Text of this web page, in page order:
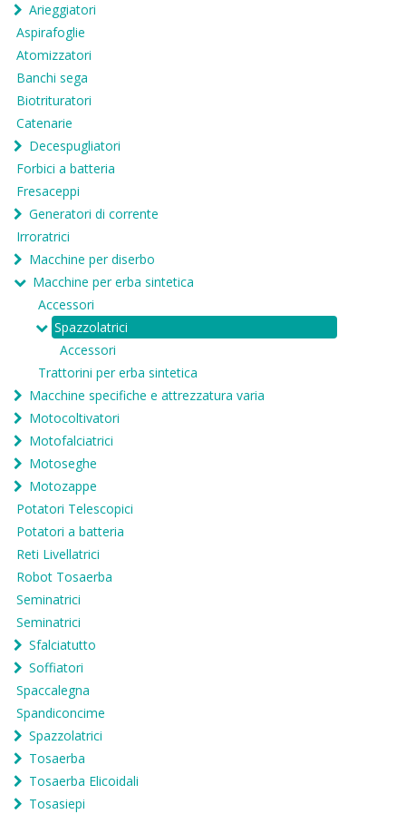
Arieggiatori
Aspirafoglie
Atomizzatori
Banchi sega
Biotrituratori
Catenarie
Decespugliatori
Forbici a batteria
Fresaceppi
Generatori di corrente
Irroratrici
Macchine per diserbo
Macchine per erba sintetica
Accessori
Spazzolatrici
Accessori
Trattorini per erba sintetica
Macchine specifiche e attrezzatura varia
Motocoltivatori
Motofalciatrici
Motoseghe
Motozappe
Potatori Telescopici
Potatori a batteria
Reti Livellatrici
Robot Tosaerba
Seminatrici
Seminatrici
Sfalciatutto
Soffiatori
Spaccalegna
Spandiconcime
Spazzolatrici
Tosaerba
Tosaerba Elicoidali
Tosasiepi